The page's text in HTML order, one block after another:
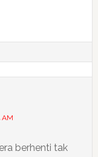
AM
berhenti tak